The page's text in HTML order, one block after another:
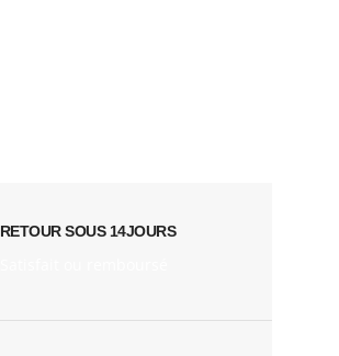
RETOUR SOUS 14JOURS